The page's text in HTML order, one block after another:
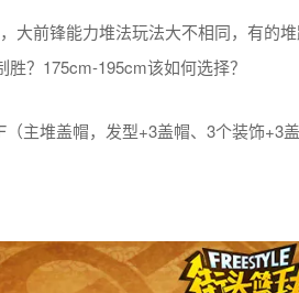
大前锋能力堆法玩法大不相同，有的
胜？175cm-195cm该如何选择？
（主堆盖帽，发型+3盖帽、3个装饰+3